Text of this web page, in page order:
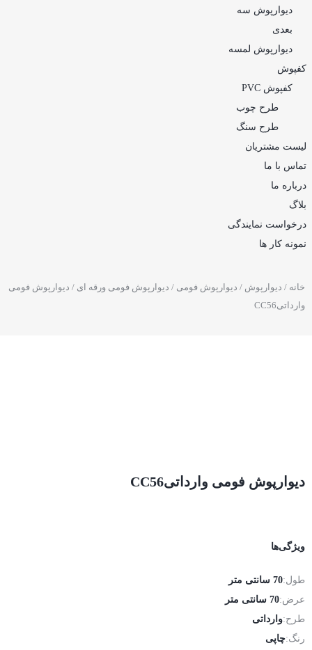
دیوارپوش سه
بعدی
دیوارپوش لمسه
کفپوش
کفپوش PVC
طرح چوب
طرح سنگ
لیست مشتریان
تماس با ما
درباره ما
بلاگ
درخواست نمایندگی
نمونه کار ها
خانه / دیوارپوش / دیوارپوش فومی / دیوارپوش فومی ورقه ای / دیوارپوش فومی
وارداتیCC56
دیوارپوش فومی وارداتیCC56
ویژگی‌ها
طول:70 سانتی متر
عرض:70 سانتی متر
طرح:وارداتی
رنگ:چاپی